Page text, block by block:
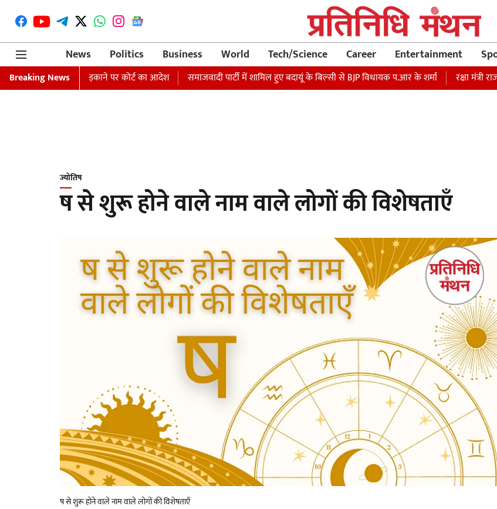
News
Politics Business World Tech/Science Career Entertainment
Breaking News
धार्मिक भावनाएं भड़काने पर कोर्ट का आदेश समाजवादी पार्टी में शामिल हुए बदायूं के बिल्सी से BJP विधायक प.आर के शर्मा रक्षा मंत्री
ज्योतिष
ष से शुरू होने वाले नाम वाले लोगों की विशेषताएँ
ष से शुरू होने वाले नाम वाले लोगों की विशेषताएँ